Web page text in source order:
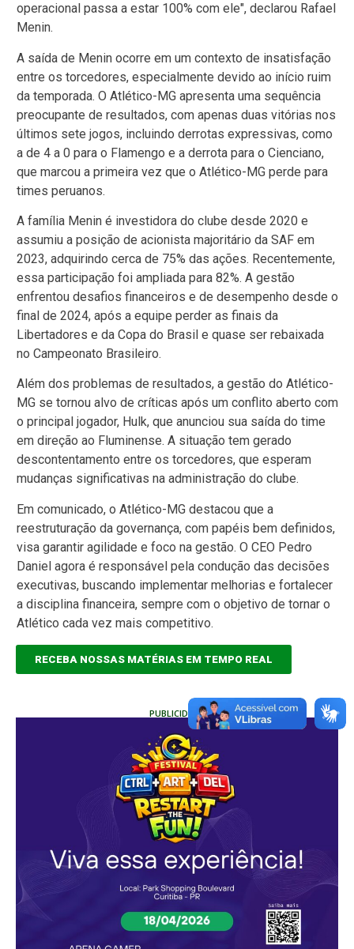
operacional passa a estar 100% com ele", declarou Rafael
Menin.
A saída de Menin ocorre em um contexto de insatisfação
entre os torcedores, especialmente devido ao início ruim
da temporada. O Atlético-MG apresenta uma sequência
preocupante de resultados, com apenas duas vitórias nos
últimos sete jogos, incluindo derrotas expressivas, como
a de 4 a 0 para o Flamengo e a derrota para o Cienciano,
que marcou a primeira vez que o Atlético-MG perde para
times peruanos.
A família Menin é investidora do clube desde 2020 e
assumiu a posição de acionista majoritário da SAF em
2023, adquirindo cerca de 75% das ações. Recentemente,
essa participação foi ampliada para 82%. A gestão
enfrentou desafios financeiros e de desempenho desde o
final de 2024, após a equipe perder as finais da
Libertadores e da Copa do Brasil e quase ser rebaixada
no Campeonato Brasileiro.
Além dos problemas de resultados, a gestão do Atlético-
MG se tornou alvo de críticas após um conflito aberto com
o principal jogador, Hulk, que anunciou sua saída do time
em direção ao Fluminense. A situação tem gerado
descontentamento entre os torcedores, que esperam
mudanças significativas na administração do clube.
Em comunicado, o Atlético-MG destacou que a
reestruturação da governança, com papéis bem definidos,
visa garantir agilidade e foco na gestão. O CEO Pedro
Daniel agora é responsável pela condução das decisões
executivas, buscando implementar melhorias e fortalecer
a disciplina financeira, sempre com o objetivo de tornar o
Atlético cada vez mais competitivo.
RECEBA NOSSAS MATÉRIAS EM TEMPO REAL
PUBLICIDADE